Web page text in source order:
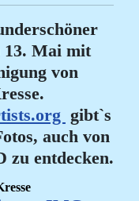
13. Mai mit
von
gibt`s
auch von
zu entdecken.